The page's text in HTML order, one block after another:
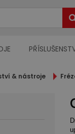
& nástroje